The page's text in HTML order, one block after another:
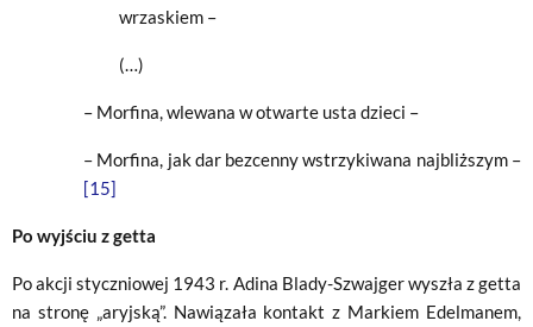
wrzaskiem –
(…)
– Morfina, wlewana w otwarte usta dzieci –
– Morfina, jak dar bezcenny wstrzykiwana najbliższym –
[15]
Po wyjściu z getta
Po akcji styczniowej 1943 r. Adina Blady-Szwajger wyszła z getta
na stronę „aryjską”. Nawiązała kontakt z Markiem Edelmanem,